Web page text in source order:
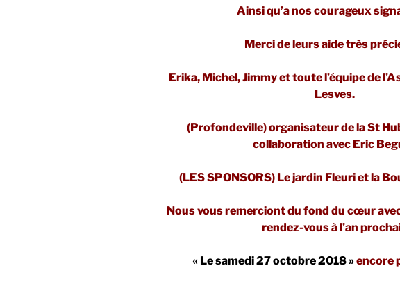
Ainsi qu’a nos courageux
Merci de leurs aide très
Erika, Michel, Jimmy et toute l’équipe de
Lesves.
(Profondeville) organisateur de la St
collaboration avec Eric
(LES SPONSORS) Le jardin Fleuri et la
Nous vous remerciont du fond du cœur
rendez-vous à l’an
« Le samedi 27 octobre 2018 »encore